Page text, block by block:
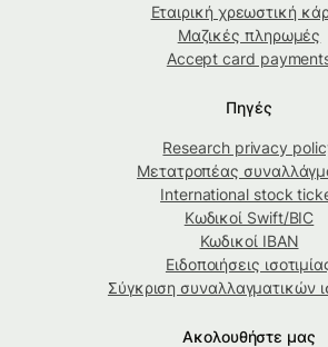
Εταιρική χρεωστική
Μαζικές πληρωμές
Accept card
Πηγές
Research privacy
Μετατροπέας
International stock
Κωδικοί Swift/BIC
Κωδικοί IBAN
Ειδοποιήσεις
Σύγκριση συναλλαγματικών
Ακολουθήστε μας